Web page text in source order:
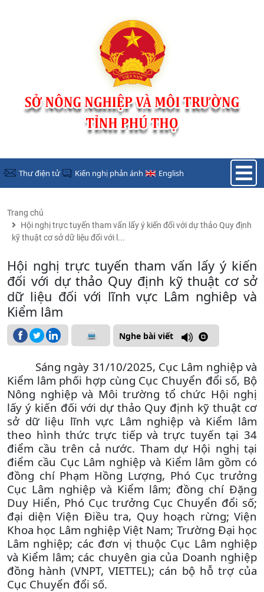
Thư điện tử Kiến nghị phản ánh English
Trang chủ
Hội nghị trực tuyến tham vấn lấy ý kiến đối với dự thảo Quy định
kỹ thuật cơ sở dữ liệu đối với l...
Hội nghị trực tuyến tham vấn lấy ý kiến
đối với dự thảo Quy định kỹ thuật cơ sở
dữ liệu đối với lĩnh vực Lâm nghiêp và
Kiểm lâm
Nghe bài viết
Sáng ngày 31/10/2025, Cục Lâm nghiệp và
Kiểm lâm phối hợp cùng Cục Chuyển đổi số, Bộ
Nông nghiệp và Môi trường tổ chức Hội nghị
lấy ý kiến đối với dự thảo Quy định kỹ thuật cơ
sở dữ liệu lĩnh vực Lâm nghiệp và Kiểm lâm
theo hình thức trực tiếp và trực tuyến tại 34
điểm cầu trên cả nước. Tham dự Hội nghị tại
điểm cầu Cục Lâm nghiệp và Kiểm lâm gồm có
đồng chí Phạm Hồng Lượng, Phó Cục trưởng
Cục Lâm nghiệp và Kiểm lâm; đồng chí Đặng
Duy Hiển, Phó Cục trưởng Cục Chuyển đổi số;
đại diện Viện Điều tra, Quy hoạch rừng; Viện
Khoa học Lâm nghiệp Việt Nam; Trường Đại học
Lâm nghiệp; các đơn vị thuộc Cục Lâm nghiệp
và Kiểm lâm; các chuyên gia của Doanh nghiệp
đồng hành (VNPT, VIETTEL); cán bộ hỗ trợ của
Cục Chuyển đổi số.